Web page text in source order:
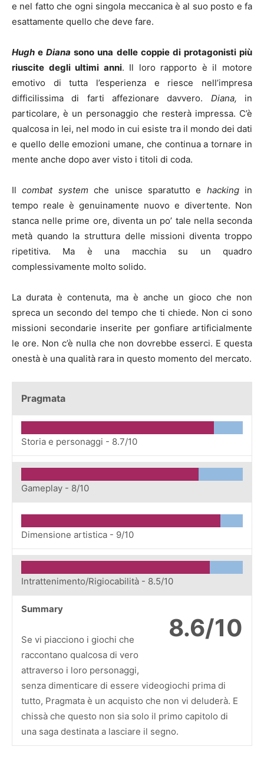
e nel fatto che ogni singola meccanica è al suo posto e fa
esattamente quello che deve fare.
Hugh eDiana sono una delle coppie di protagonisti più
riuscite degli ultimi anni. Il loro rapporto è il motore
emotivo di tutta l’esperienza e riesce nell’impresa
difficilissima di farti affezionare davvero. Diana, in
particolare, è un personaggio che resterà impressa. C’è
qualcosa in lei, nel modo in cui esiste tra il mondo dei dati
e quello delle emozioni umane, che continua a tornare in
mente anche dopo aver visto i titoli di coda.
Ilcombat systemche unisce sparatutto e hackingin
tempo reale è genuinamente nuovo e divertente. Non
stanca nelle prime ore, diventa un po’ tale nella seconda
metà quando la struttura delle missioni diventa troppo
ripetitiva. Ma è una macchia su un quadro
complessivamente molto solido.
La durata è contenuta, ma è anche un gioco che non
spreca un secondo del tempo che ti chiede. Non ci sono
missioni secondarie inserite per gonfiare artificialmente
le ore. Non c’è nulla che non dovrebbe esserci. E questa
onestà è una qualità rara in questo momento del mercato.
Pragmata
Storia e personaggi - 8.7/10
Gameplay - 8/10
Dimensione artistica - 9/10
Intrattenimento/Rigiocabilità - 8.5/10
8.6/10
Summary
Se vi piacciono i giochi che
raccontano qualcosa di vero
attraverso i loro personaggi,
senza dimenticare di essere videogiochi prima di
tutto, Pragmata è un acquisto che non vi deluderà. E
chissà che questo non sia solo il primo capitolo di
una saga destinata a lasciare il segno.